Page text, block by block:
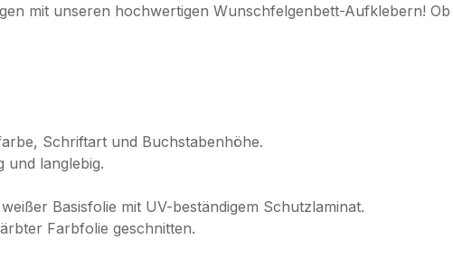
mit unseren hochwertigen Wunschfelgenbett-Aufklebern!
Schriftart und Buchstabenhöhe.
und langlebig.
Basisfolie mit UV-beständigem Schutzlaminat.
Farbfolie geschnitten.